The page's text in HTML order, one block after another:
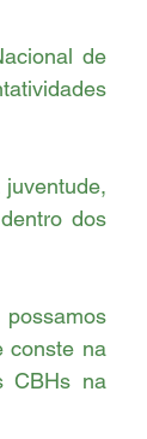
de
dos
conste na
CBHs na